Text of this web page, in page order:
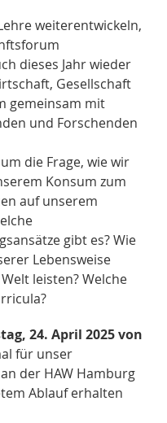
weiterentwickeln,
dieses Jahr wieder
Gesellschaft
gemeinsam mit
und Forschenden
die Frage, wie wir
Konsum zum
auf unserem
gibt es? Wie
Lebensweise
leisten? Welche
24. April 2025 von
für unser
der HAW Hamburg
Ablauf erhalten